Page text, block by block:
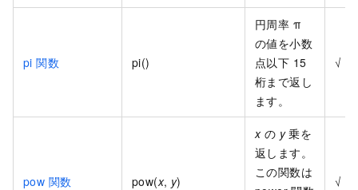
pi 関数 pi()
円周率 π
の値を小数
点以下 15
桁まで返し
ます。
√
pow 関数 pow(x, y)
xの y乗を
返します。
この関数は
√